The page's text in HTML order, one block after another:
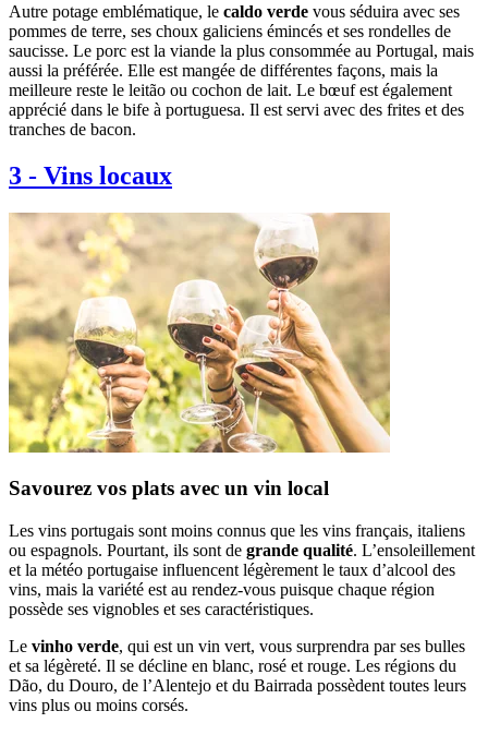
Autre potage emblématique, le caldo verde vous séduira avec ses
pommes de terre, ses choux galiciens émincés et ses rondelles de
saucisse. Le porc est la viande la plus consommée au Portugal, mais
aussi la préférée. Elle est mangée de différentes façons, mais la
meilleure reste le leitão ou cochon de lait. Le bœuf est également
apprécié dans le bife à portuguesa. Il est servi avec des frites et des
tranches de bacon.
3 - Vins locaux
Savourez vos plats avec un vin local
Les vins portugais sont moins connus que les vins français, italiens
ou espagnols. Pourtant, ils sont de grande qualité. L’ensoleillement
et la météo portugaise influencent légèrement le taux d’alcool des
vins, mais la variété est au rendez-vous puisque chaque région
possède ses vignobles et ses caractéristiques.
Le vinho verde, qui est un vin vert, vous surprendra par ses bulles
et sa légèreté. Il se décline en blanc, rosé et rouge. Les régions du
Dão, du Douro, de l’Alentejo et du Bairrada possèdent toutes leurs
vins plus ou moins corsés.